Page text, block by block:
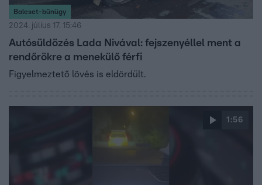
Baleset-bűnügy
2024. július 17. 15:46
Autósüldözés Lada Nivával: fejszenyéllel ment a
rendőrökre a menekülő férfi
Figyelmeztető lövés is eldördült.
1:56